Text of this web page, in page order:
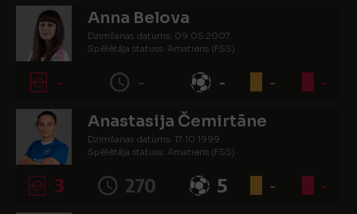
Anna Belova
Dzimšanas datums: 09.05.2007.
Spēlētāja statuss: Amatieris (FSS)
- - - - -
Anastasija Čemirtāne
Dzimšanas datums: 17.10.1999.
Spēlētāja statuss: Amatieris (FSS)
3 270 5 - -